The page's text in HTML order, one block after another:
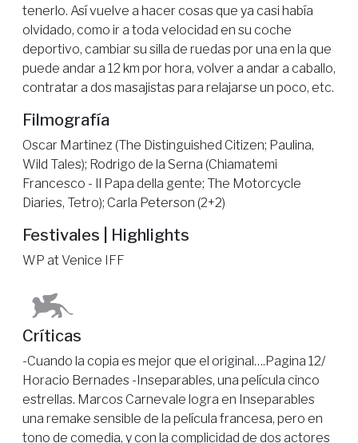
tenerlo. Así vuelve a hacer cosas que ya casi había
olvidado, como ir a toda velocidad en su coche
deportivo, cambiar su silla de ruedas por una en la que
puede andar a 12 km por hora, volver a andar a caballo,
contratar a dos masajistas para relajarse un poco, etc.
Filmografía
Oscar Martinez (The Distinguished Citizen; Paulina,
Wild Tales); Rodrigo de la Serna (Chiamatemi
Francesco - Il Papa della gente; The Motorcycle
Diaries, Tetro); Carla Peterson (2+2)
Festivales | Highlights
WP at Venice IFF
Críticas
-Cuando la copia es mejor que el original….Pagina 12/
Horacio Bernades -Inseparables, una película cinco
estrellas. Marcos Carnevale logra en Inseparables
una remake sensible de la película francesa, pero en
tono de comedia, y con la complicidad de dos actores